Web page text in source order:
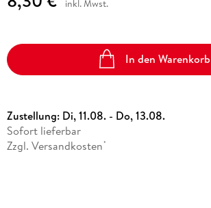
inkl. Mwst.
In den Warenkorb
Zustellung: Di, 11.08. - Do, 13.08.
Sofort lieferbar
Zzgl. Versandkosten *